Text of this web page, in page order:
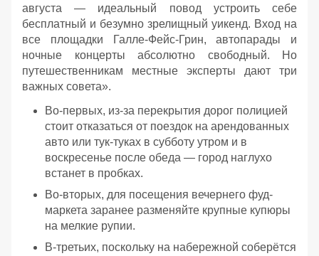
августа — идеальный повод устроить себе
бесплатный и безумно зрелищный уикенд. Вход на
все площадки Галле-Фейс-Грин, автопарады и
ночные концерты абсолютно свободный. Но
путешественникам местные эксперты дают три
важных совета».
Во-первых, из-за перекрытия дорог полицией
стоит отказаться от поездок на арендованных
авто или тук-туках в субботу утром и в
воскресенье после обеда — город наглухо
встанет в пробках.
Во-вторых, для посещения вечернего фуд-
маркета заранее разменяйте крупные купюры
на мелкие рупии.
В-третьих, поскольку на набережной соберётся